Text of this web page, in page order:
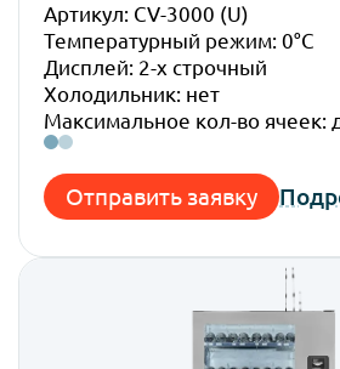
Артикул: CV-3000 (U)
Температурный режим: 0°C
Дисплей: 2-х строчный
Холодильник: нет
Максимальное кол-во ячеек:
Отправить заявку